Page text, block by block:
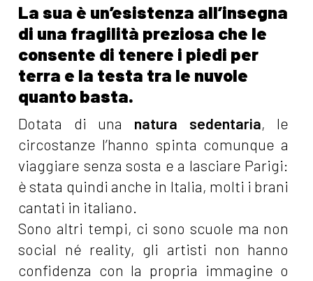
La sua è un’esistenza all’insegna
di una fragilità preziosa che le
consente di tenere i piedi per
terra e la testa tra le nuvole
quanto basta.
Dotata di una natura sedentaria, le
circostanze l’hanno spinta comunque a
viaggiare senza sosta e a lasciare Parigi:
è stata quindi anche in Italia, molti i brani
cantati in italiano.
Sono altri tempi, ci sono scuole ma non
social né reality, gli artisti non hanno
confidenza con la propria immagine o